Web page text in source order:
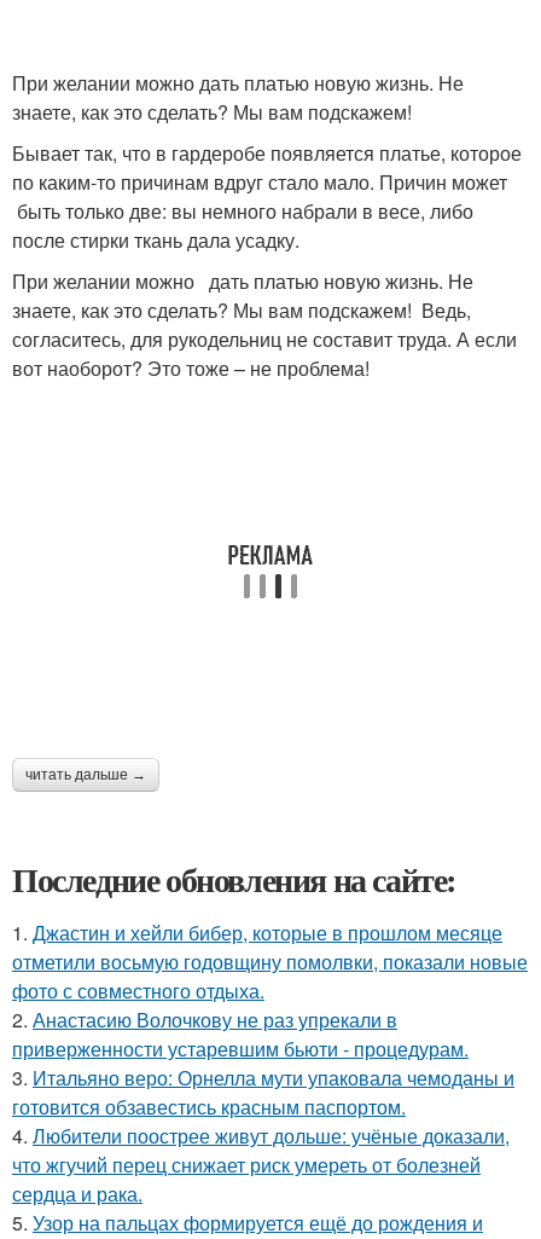
При желании можно дать платью новую жизнь. Не
знаете, как это сделать? Мы вам подскажем!
Бывает так, что в гардеробе появляется платье, которое
по каким-то причинам вдруг стало мало. Причин может
быть только две: вы немного набрали в весе, либо
после стирки ткань дала усадку.
При желании можно дать платью новую жизнь. Не
знаете, как это сделать? Мы вам подскажем! Ведь,
согласитесь, для рукодельниц не составит труда. А если
вот наоборот? Это тоже – не проблема!
читать дальше →
Последние обновления на сайте:
1. Джастин и хейли бибер, которые в прошлом месяце
отметили восьмую годовщину помолвки, показали новые
фото с совместного отдыха.
2. Анастасию Волочкову не раз упрекали в
приверженности устаревшим бьюти - процедурам.
3. Итальяно веро: Орнелла мути упаковала чемоданы и
готовится обзавестись красным паспортом.
4. Любители поострее живут дольше: учёные доказали,
что жгучий перец снижает риск умереть от болезней
сердца и рака.
5. Узор на пальцах формируется ещё до рождения и